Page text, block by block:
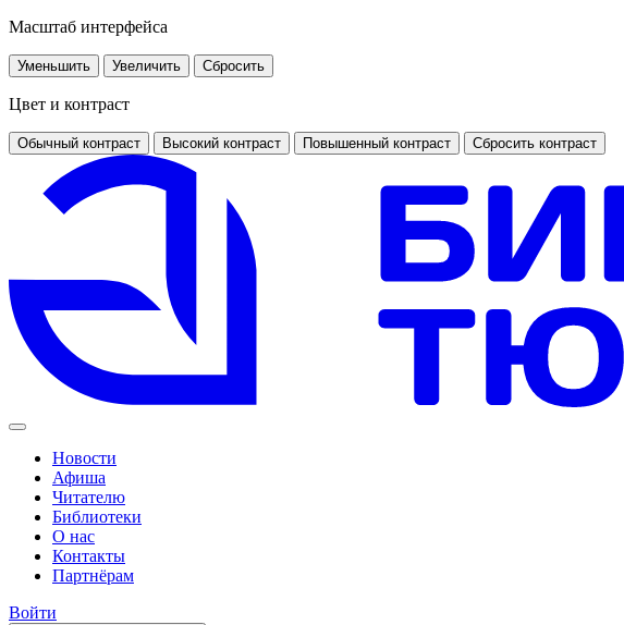
Масштаб интерфейса
Уменьшить Увеличить Сбросить
Цвет и контраст
Обычный контраст Высокий контраст Повышенный контраст Сбросить контраст
Новости
Афиша
Читателю
Библиотеки
О нас
Контакты
Партнёрам
Войти